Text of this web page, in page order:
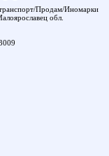
Продам/Иномарки
обл.